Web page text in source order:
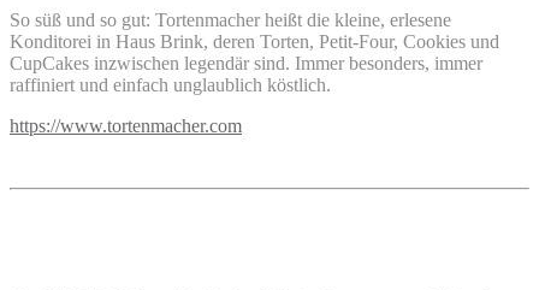
So süß und so gut: Tortenmacher heißt die kleine, erlesene
Konditorei in Haus Brink, deren Torten, Petit-Four, Cookies und
CupCakes inzwischen legendär sind. Immer besonders, immer
raffiniert und einfach unglaublich köstlich.
https://www.tortenmacher.com